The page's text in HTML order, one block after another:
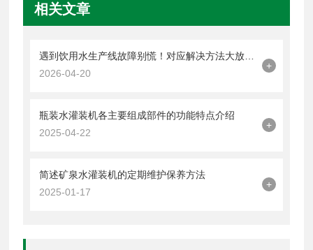
相关文章
2026-04-20
+
瓶装水灌装机各主要组成部件的功能特点介绍
2025-04-22
+
简述矿泉水灌装机的定期维护保养方法
2025-01-17
+